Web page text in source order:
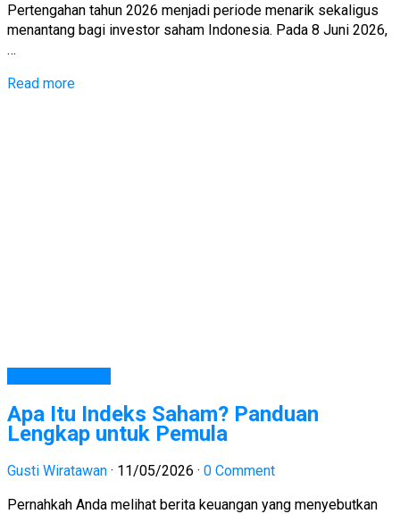
Pertengahan tahun 2026 menjadi periode menarik sekaligus
menantang bagi investor saham Indonesia. Pada 8 Juni 2026,
…
Read more
Apa Itu Indeks Saham? Panduan
Lengkap untuk Pemula
Gusti Wiratawan · 11/05/2026 · 0 Comment
Pernahkah Anda melihat berita keuangan yang menyebutkan